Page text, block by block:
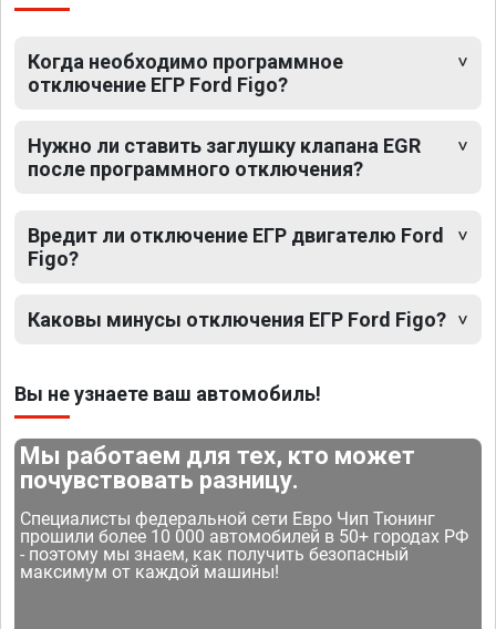
Когда необходимо программное
отключение ЕГР Ford Figo?
Нужно ли ставить заглушку клапана EGR
после программного отключения?
Вредит ли отключение ЕГР двигателю Ford
Figo?
Каковы минусы отключения ЕГР Ford Figo?
Вы не узнаете ваш автомобиль!
Мы работаем для тех, кто может
почувствовать разницу.
Специалисты федеральной сети Евро Чип Тюнинг
прошили более 10 000 автомобилей в 50+ городах РФ
- поэтому мы знаем, как получить безопасный
максимум от каждой машины!